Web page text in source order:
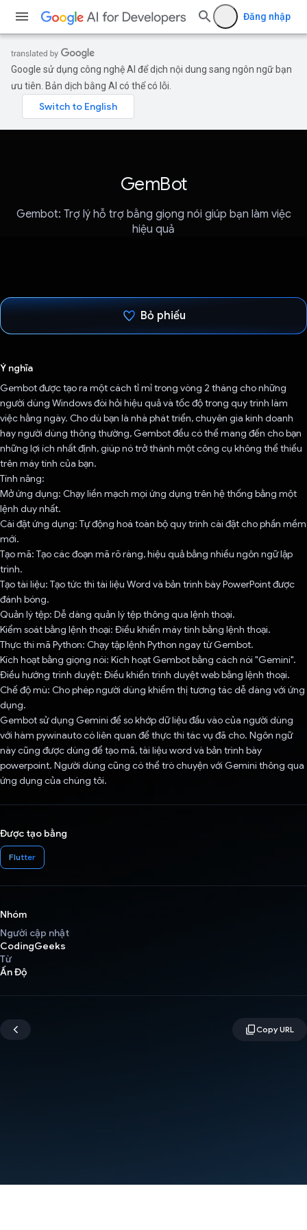
Đăng nhập
Google sử dụng công nghệ AI để dịch nội dung sang ngôn ngữ bạn
ưu tiên. Bản dịch bằng AI có thể có lỗi.
GemBot
Gembot: Trợ lý hỗ trợ bằng giọng nói giúp bạn làm việc
hiệu quả
Bỏ phiếu
Ý nghĩa
Gembot được tạo ra một cách tỉ mỉ trong vòng 2 tháng cho những
người dùng Windows đòi hỏi hiệu quả và tốc độ trong quy trình làm
việc hằng ngày. Cho dù bạn là nhà phát triển, chuyên gia kinh doanh
hay người dùng thông thường, Gembot đều có thể mang đến cho bạn
những lợi ích nhất định, giúp nó trở thành một công cụ không thể thiếu
trên máy tính của bạn.
Tính năng:
Mở ứng dụng: Chạy liền mạch mọi ứng dụng trên hệ thống bằng một
lệnh duy nhất.
Cài đặt ứng dụng: Tự động hoá toàn bộ quy trình cài đặt cho phần mềm
mới.
Tạo mã: Tạo các đoạn mã rõ ràng, hiệu quả bằng nhiều ngôn ngữ lập
trình.
Tạo tài liệu: Tạo tức thì tài liệu Word và bản trình bày PowerPoint được
đánh bóng.
Quản lý tệp: Dễ dàng quản lý tệp thông qua lệnh thoại.
Kiểm soát bằng lệnh thoại: Điều khiển máy tính bằng lệnh thoại.
Thực thi mã Python: Chạy tập lệnh Python ngay từ Gembot.
Kích hoạt bằng giọng nói: Kích hoạt Gembot bằng cách nói "Gemini".
Điều hướng trình duyệt: Điều khiển trình duyệt web bằng lệnh thoại.
Chế độ mù: Cho phép người dùng khiếm thị tương tác dễ dàng với ứng
dụng.
Gembot sử dụng Gemini để so khớp dữ liệu đầu vào của người dùng
với hàm pywinauto có liên quan để thực thi tác vụ đã cho. Ngôn ngữ
này cũng được dùng để tạo mã, tài liệu word và bản trình bày
powerpoint. Người dùng cũng có thể trò chuyện với Gemini thông qua
ứng dụng của chúng tôi.
Được tạo bằng
Flutter
Nhóm
Người cập nhật
CodingGeeks
Từ
Ấn Độ